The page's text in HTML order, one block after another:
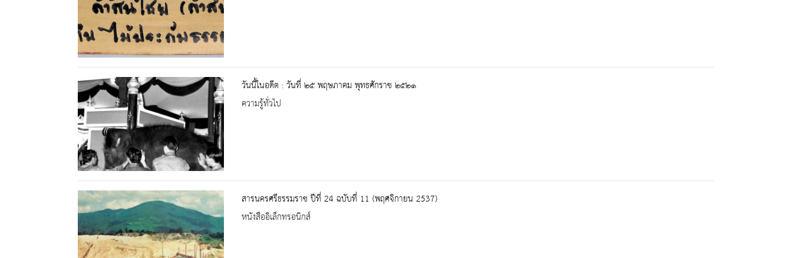
วันนี้ในอดีต : วันที่ ๒๕ พฤษภาคม พุทธศักราช ๒๕๒๑
ความรู้ทั่วไป
สารนครศรีธรรมราช ปีที่ 24 ฉบับที่ 11 (พฤศจิกายน 2537)
หนังสืออิเล็กทรอนิกส์